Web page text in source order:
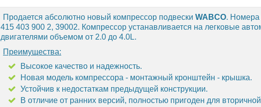
Продается абсолютно новый компрессор подвески WABCO. Номера
415 403 900 2, 39002. Компрессор устанавливается на легковые
двигателями объемом от 2.0 до 4.0L.
Преимущества:
Высокое качество и надежность.
Новая модель компрессора - монтажный кронштейн - крышка.
Устойчив к недостаткам предыдущей конструкции.
В отличие от ранних версий, полностью пригоден для